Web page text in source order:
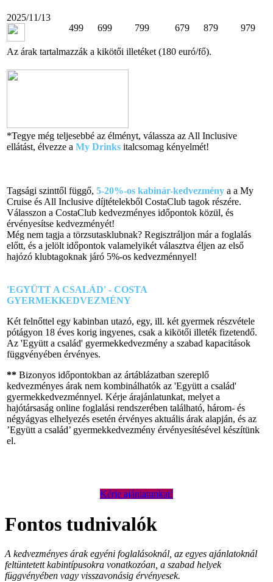
2025/11/13
499
699 799 679 879 979
Az árak tartalmazzák a kikötői illetéket (180 euró/fő).
*Tegye még teljesebbé az élményt, válassza az All Inclusive
ellátást, élvezze a My Drinks italcsomag kényelmét!
Tagsági szinttől függő, 5-20%-os kabinár-kedvezmény a a My
Cruise és All Inclusive díjtételekből CostaClub tagok részére.
Válasszon a CostaClub kedvezményes időpontok közül, és
érvényesítse kedvezményét!
Még nem tagja a törzsutasklubnak? Regisztráljon már a foglalás
előtt, és a jelölt időpontok valamelyikét választva éljen az első
hajózó klubtagoknak járó 5%-os kedvezménnyel!
'EGYÜTT A CSALÁD' - COSTA
GYERMEKKEDVEZMÉNY
Két felnőttel egy kabinban utazó, egy, ill. két gyermek részvétele
pótágyon 18 éves korig ingyenes, csak a kikötői illeték fizetendő.
Az 'Együtt a család' gyermekkedvezmény a szabad kapacitások
függvényében érvényes.
** Bizonyos időpontokban az ártáblázatban szereplő
kedvezményes árak nem kombinálhatók az 'Együtt a család'
gyermekkedvezménnyel. Kérje árajánlatunkat, melyet a
hajótársaság online foglalási rendszerében található, három- és
négyágyas elhelyezés esetén érvényes aktuális árak alapján, és az
’Együtt a család’ gyermekkedvezmény érvényesítésével készítünk
el.
Kérje ajánlatunkat!
Fontos tudnivalók
A kedvezményes árak egyéni foglalásoknál, az egyes ajánlatoknál
feltüntetett kabintípusokra vonatkozóan, a szabad helyek
függvényében vagy visszavonásig érvényesek.